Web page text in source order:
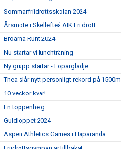
Sommarfriidrottsskolan 2024
Årsmöte i Skellefteå AIK Friidrott
Broarna Runt 2024
Nu startar vi lunchträning
Ny grupp startar - Löparglädje
Thea slår nytt personligt rekord på
10 veckor kvar!
En toppenhelg
Guldloppet 2024
Aspen Athletics Games i Haparanda